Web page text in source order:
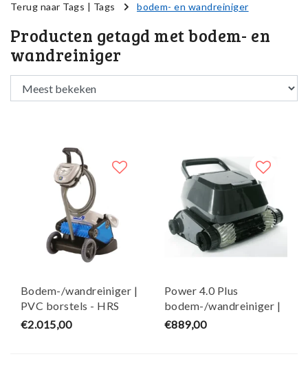
Terug naar Tags | Tags bodem- en wandreiniger
Producten getagd met bodem- en
wandreiniger
Bodem-/wandreiniger |
PVC borstels - HRS
€2.015,00
Power 4.0 Plus
bodem-/wandreiniger |
4 reinigingsborstels -
€889,00